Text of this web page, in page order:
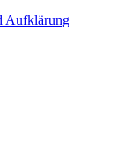
Aufklärung